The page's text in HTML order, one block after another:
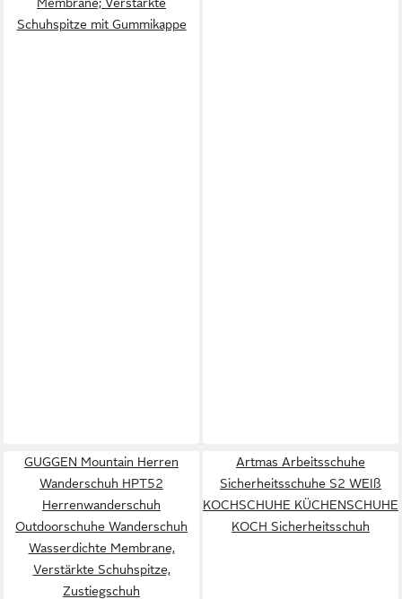
Schuhspitze mit Gummikappe
GUGGEN Mountain Herren
Wanderschuh HPT52
Herrenwanderschuh
Outdoorschuhe Wanderschuh
Wasserdichte Membrane,
Verstärkte Schuhspitze,
Zustiegschuh
Artmas Arbeitsschuhe
Sicherheitsschuhe S2 WEIß
KOCHSCHUHE KÜCHENSCHUHE
KOCH Sicherheitsschuh